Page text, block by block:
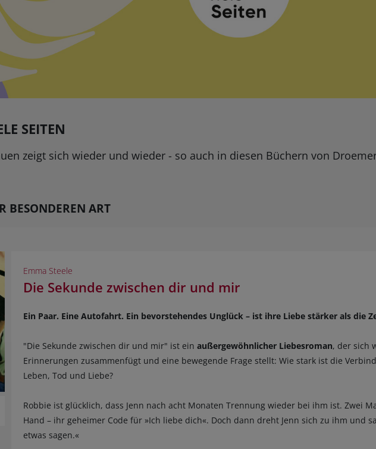
SEITEN
zeigt sich wieder und wieder - so auch in diesen Büchern von
BESONDEREN ART
Emma Steele
Die Sekunde zwischen dir und mir
Ein Paar. Eine Autofahrt. Ein bevorstehendes Unglück – ist ihre Liebe stärker als die
"Die Sekunde zwischen dir und mir" ist ein außergewöhnlicher Liebesroman, der sich
Erinnerungen zusammenfügt und eine bewegende Frage stellt: Wie stark ist die
Leben, Tod und Liebe?
Robbie ist glücklich, dass Jenn nach acht Monaten Trennung wieder bei ihm ist. Zwei
Hand – ihr geheimer Code für »Ich liebe dich«. Doch dann dreht Jenn sich zu ihm und
etwas sagen.«